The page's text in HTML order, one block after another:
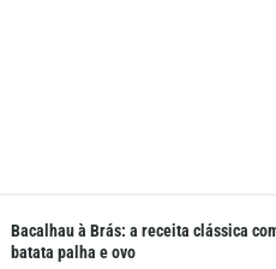
Bacalhau à Brás: a receita clássica
batata palha e ovo